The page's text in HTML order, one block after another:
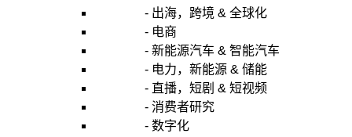
- 出海，跨境 & 全球化
- 电商
- 新能源汽车 & 智能汽车
- 电力，新能源 & 储能
- 直播，短剧 & 短视频
- 消费者研究
- 数字化